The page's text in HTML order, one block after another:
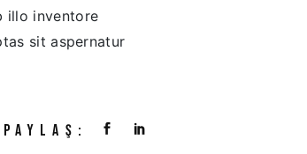
illo inventore
sit aspernatur
PAYLAŞ: